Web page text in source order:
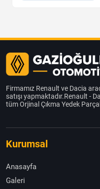
Firmamız Renault ve Dacia
satışı yapmaktadır.Renault -
tüm Orjinal Çıkma Yedek
Kurumsal
Anasayfa
Galeri